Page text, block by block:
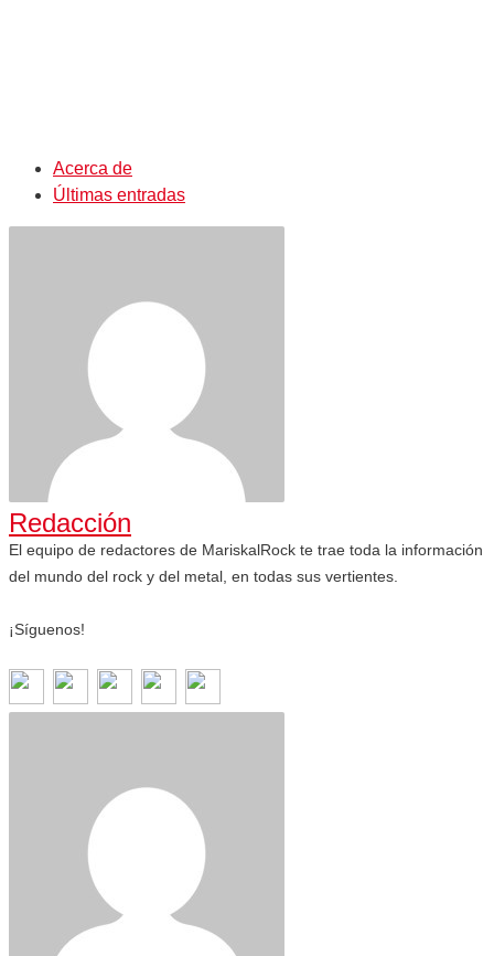
Acerca de
Últimas entradas
Redacción
El equipo de redactores de MariskalRock te trae toda la información
del mundo del rock y del metal, en todas sus vertientes.
¡Síguenos!